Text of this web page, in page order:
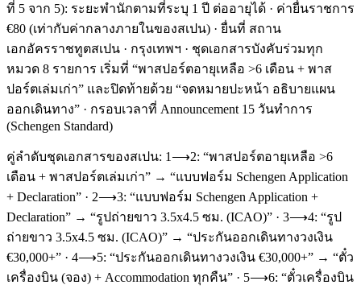
ที่ 5 จาก 5): ระยะพำนักตามที่ระบุ 1 ปี ต่ออายุได้ · ค่ายื่นราชการ
€80 (เท่ากับค่ากลางภายในของสเปน) · ยื่นที่ สถาน
เอกอัครราชทูตสเปน · กรุงเทพฯ · ชุดเอกสารบังคับร่วมทุก
หมวด 8 รายการ เริ่มที่ “พาสปอร์ตอายุเหลือ >6 เดือน + พาส
ปอร์ตเล่มเก่า” และปิดท้ายด้วย “จดหมายปะหน้า อธิบายแผน
ออกเดินทาง” · กรอบเวลาที่ Announcement 15 วันทำการ
(Schengen Standard)
คู่ลำดับชุดเอกสารของสเปน: 1⟶2: “พาสปอร์ตอายุเหลือ >6
เดือน + พาสปอร์ตเล่มเก่า” → “แบบฟอร์ม Schengen Application
+ Declaration” · 2⟶3: “แบบฟอร์ม Schengen Application +
Declaration” → “รูปถ่ายขาว 3.5x4.5 ซม. (ICAO)” · 3⟶4: “รูป
ถ่ายขาว 3.5x4.5 ซม. (ICAO)” → “ประกันออกเดินทางวงเงิน
€30,000+” · 4⟶5: “ประกันออกเดินทางวงเงิน €30,000+” → “ตั๋ว
เครื่องบิน (จอง) + Accommodation ทุกคืน” · 5⟶6: “ตั๋วเครื่องบิน